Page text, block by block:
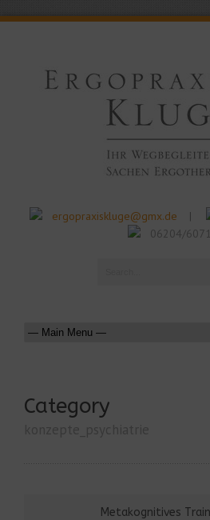
ergopraxiskluge@gmx.de |
06204/
Category
Metakognitives